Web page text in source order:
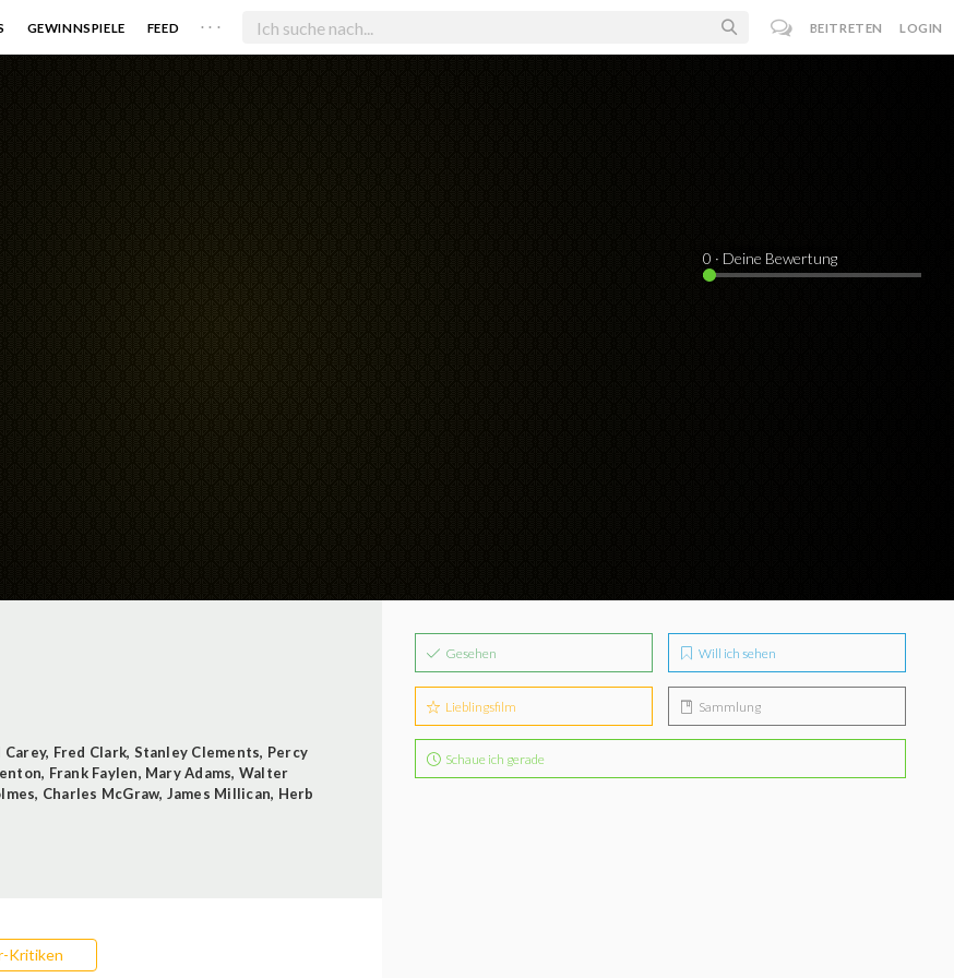
GEWINNSPIELE FEED . . . BEITRETEN LOGIN
0 · Deine Bewertung
Carey, Fred Clark, Stanley Clements, Percy
, Frank Faylen, Mary Adams, Walter
, Charles McGraw, James Millican, Herb
Kritiken
Gesehen Will ich sehen
Lieblingsfilm Sammlung
Schaue ich gerade